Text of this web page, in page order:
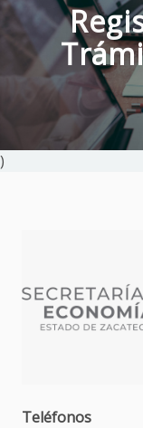
)
Teléfonos